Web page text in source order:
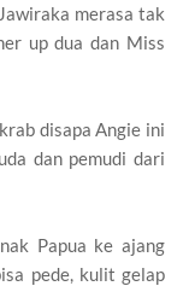
merasa tak
up dua dan Miss
disapa Angie ini
dan pemudi dari
Papua ke ajang
pede, kulit gelap